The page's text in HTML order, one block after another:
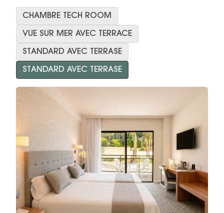
CHAMBRE TECH ROOM
VUE SUR MER AVEC TERRACE
STANDARD AVEC TERRASE
STANDARD AVEC TERRASE